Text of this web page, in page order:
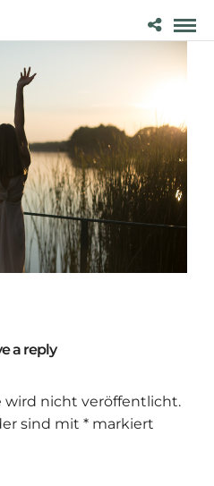
a reply
wird nicht veröffentlicht.
sind mit *markiert